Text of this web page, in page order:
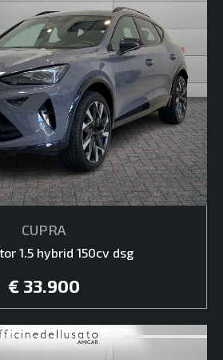
CUPRA
1.5 hybrid 150cv dsg
€ 33.900